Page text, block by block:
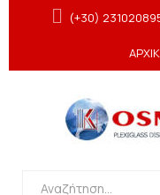
(+30)